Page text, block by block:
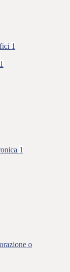
1
1
1
o